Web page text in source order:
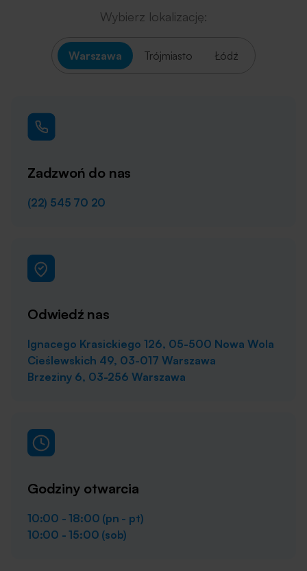
Wybierz lokalizację:
Warszawa Trójmiasto Łódź
Zadzwoń do nas
(22) 545 70 20
Odwiedź nas
Ignacego Krasickiego 126, 05-500 Nowa Wola
Cieślewskich 49, 03-017 Warszawa
Brzeziny 6, 03-256 Warszawa
Godziny otwarcia
10:00 - 18:00 (pn - pt)
10:00 - 15:00 (sob)